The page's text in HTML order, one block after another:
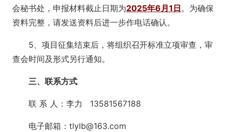
会秘书处，申报材料截止日期为2025年6月1日 。为确保
资料完整，请发送资料后进一步作电话确认。
5、项目征集结束后，将组织召开标准立项审查，审
查会时间及形式另行通知。
三、联系方式
联 系 人：李力 13581567188
电子邮箱：tlylb@163.com